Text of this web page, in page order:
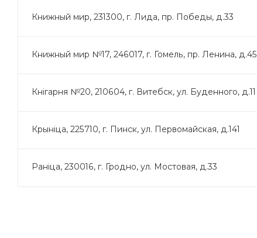
Книжный мир, 231300, г. Лида, пр. Победы, д.33
Книжный мир №17, 246017, г. Гомель, пр. Ленина, д.45
Кнігарня №20, 210604, г. Витебск, ул. Буденного, д.11
Крынiца, 225710, г. Пинск, ул. Первомайская, д.141
Раніца, 230016, г. Гродно, ул. Мостовая, д.33